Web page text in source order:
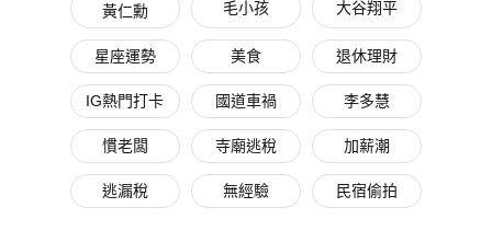
黃仁勳 毛小孩 大谷翔平
星座運勢 美食 退休理財
IG熱門打卡 國道車禍 李多慧
慣老闆 寺廟逃稅 加薪潮
逃漏稅 無經驗 民宿偷拍